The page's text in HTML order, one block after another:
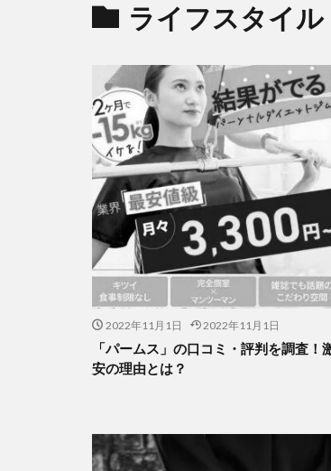
ライフスタイル
2022年11月1日 2022年11月1日
「パームス」の口コミ・評判を調査！
安の理由とは？